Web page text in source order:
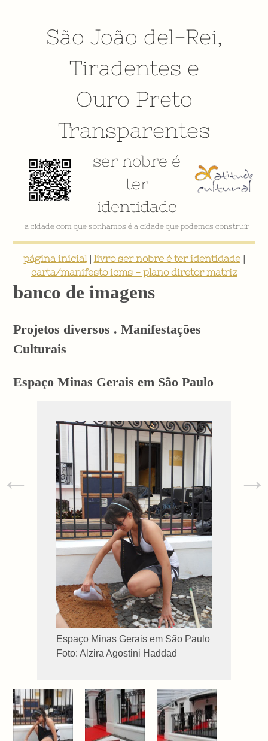
São João del-Rei,
Tiradentes e
Ouro Preto
Transparentes
ser nobre é
ter
identidade
VÍDEO INSTITUCIONAL
página inicial| livro ser nobre é ter identidade|
carta/manifesto icms - plano diretor matriz
banco de imagens
Projetos diversos . Manifestações
Culturais
Espaço Minas Gerais em São Paulo
Espaço Minas Gerais em São Paulo
Foto: Alzira Agostini Haddad
← →